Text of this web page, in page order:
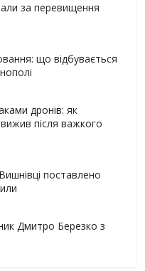
за перевищення
що відбувається
дронів: як
після важкого
поставлено
Дмитро Березко з